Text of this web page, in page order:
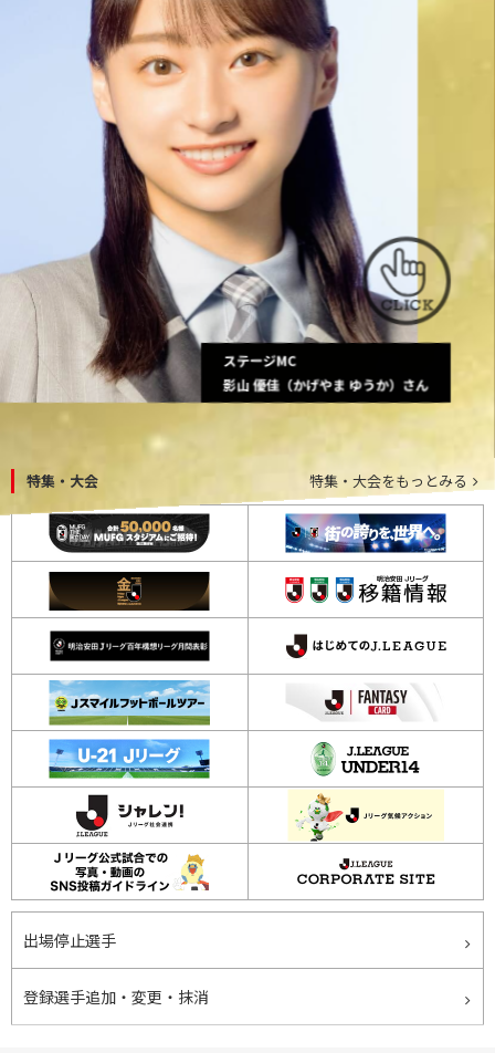
ステージMC
影山 優佳（かげやま ゆうか）さん
特集・大会 特集・大会をもっとみる
出場停止選手
登録選手追加・変更・抹消